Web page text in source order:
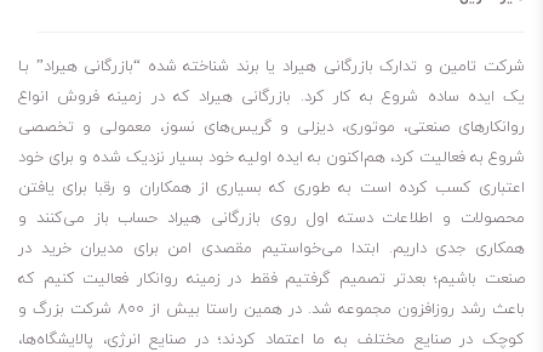
شرکت تامین و تدارک بازرگانی هیراد یا برند شناخته شده “بازرگانی هیراد” بـا
یک ایده ساده شروع به کار کرد. بازرگانی هیراد که در زمینه فروش انواع
روانکارهای صنعتی، موتوری، دیزلی و گریس‌های نسوز، معمولی و تخصصی
شروع به فعالیت کرد، هم‌اکنون به ایده اولیه خود بسیار نزدیک شده و برای خود
اعتباری کسب کرده است به طوری که بسیاری از همکاران و رقبا برای یافتن
محصولات و اطلاعات دسته اول روی بازرگانی هیراد حساب باز می‌کنند و
همکاری جدی داریم. ابتدا می‌خواستیم مقصدی امن برای مدیران خرید در
صنعت باشیم؛ بعدتر تصمیم گرفتیم فقط در زمینه روانکار فعالیت کنیم که
باعث رشد روزافزون مجموعه شد. در همین راستا بیش از 800 شرکت بزرگ و
کوچک در صنایع مختلف به ما اعتماد کردند؛ در صنایع انرژی، پالایشگاه‌ها،